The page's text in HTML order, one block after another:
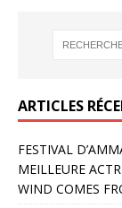
ARTICLES
FESTIVAL
MEILLEURE
WIND COMES